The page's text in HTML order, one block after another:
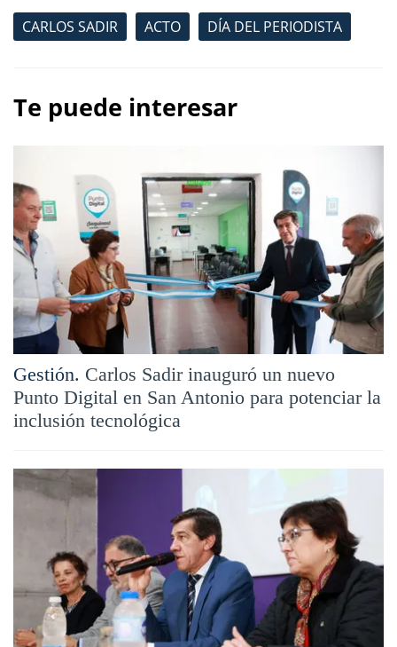
CARLOS SADIR ACTO DÍA DEL PERIODISTA
Te puede interesar
Gestión. Carlos Sadir inauguró un nuevo
Punto Digital en San Antonio para potenciar la
inclusión tecnológica